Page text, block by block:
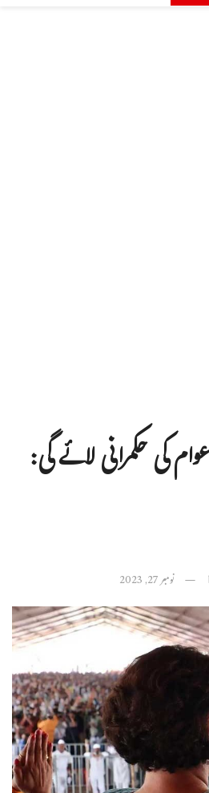
کی حکمرانی لائے گی:
نومبر 27, 2023